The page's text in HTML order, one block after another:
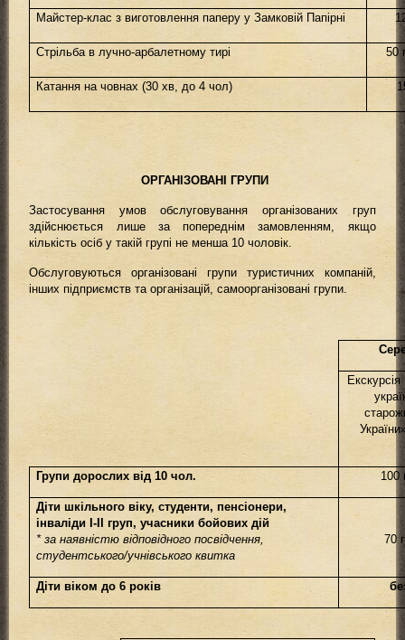
Майстер-клас з виготовлення паперу у Замковій Папірні
Стрільба в лучно-арбалетному тирі 50
Катання на човнах (30 хв, до 4 чол)
ОРГАНІЗОВАНІ ГРУПИ
Застосування умов обслуговування організованих груп
здійснюється лише за попереднім замовленням, якщо
кількість осіб у такій групі не менша 10 чоловік.
Обслуговуються організовані групи туристичних компаній,
інших підприємств та організацій, самоорганізовані групи.
Групи дорослих від 10 чол. 100
Діти шкільного віку, студенти, пенсіонери,
інваліди I-II груп, учасники бойових дій
* за наявністю відповідного посвідчення,
студентського/учнівського квитка
70
Діти віком до 6 років